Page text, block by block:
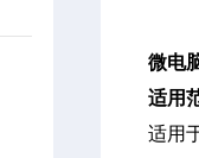
微电
适用
适用